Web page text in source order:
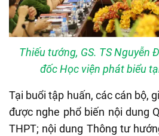
Thiếu tướng, GS. TS Nguyễn
đốc Học viện phát biểu
Tại buổi tập huấn, các cán bộ,
được nghe phổ biến nội dung
THPT; nội dung Thông tư